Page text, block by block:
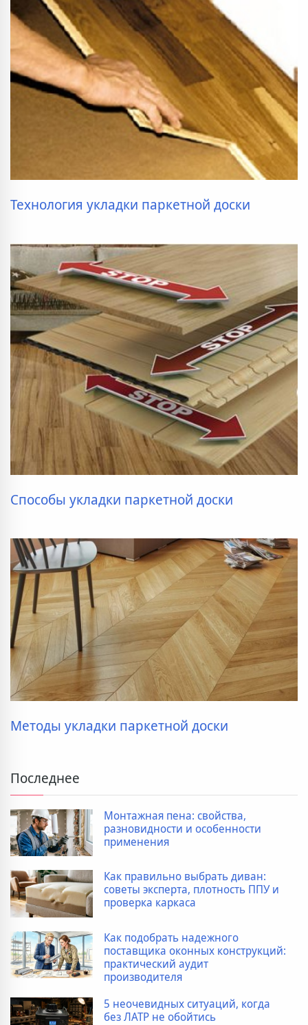
Технология укладки паркетной доски
Способы укладки паркетной доски
Методы укладки паркетной доски
Последнее
Монтажная пена: свойства,
разновидности и особенности
применения
Как правильно выбрать диван:
советы эксперта, плотность ППУ и
проверка каркаса
Как подобрать надежного
поставщика оконных конструкций:
практический аудит
производителя
5 неочевидных ситуаций, когда
без ЛАТР не обойтись